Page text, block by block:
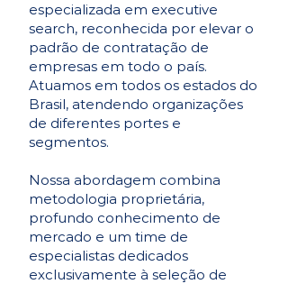
especializada em executive
search, reconhecida por elevar o
padrão de contratação de
empresas em todo o país.
Atuamos em todos os estados do
Brasil, atendendo organizações
de diferentes portes e
segmentos.
Nossa abordagem combina
metodologia proprietária,
profundo conhecimento de
mercado e um time de
especialistas dedicados
exclusivamente à seleção de